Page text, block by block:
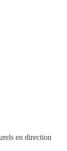
en direction